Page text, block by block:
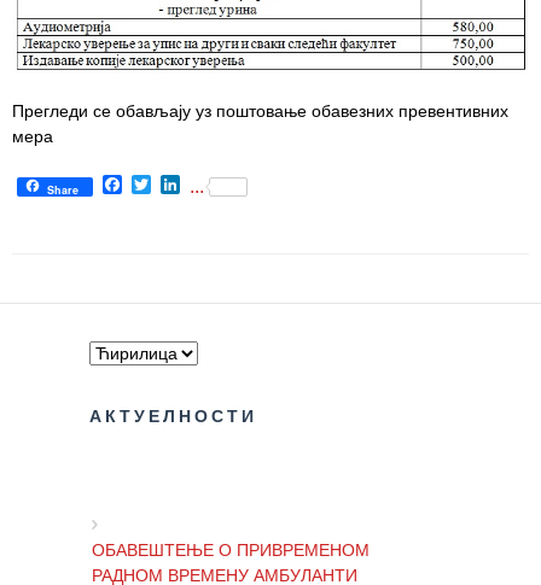
Прегледи се обављају уз поштовање обавезних превентивних
мера
Share Facebook
TwitterLinkedIn
...
АКТУЕЛНОСТИ
ОБАВЕШТЕЊЕ О ПРИВРЕМЕНОМ
РАДНОМ ВРЕМЕНУ АМБУЛАНТИ
Стационар
социјалне
техничке и
послове
Информатор
Квалитет